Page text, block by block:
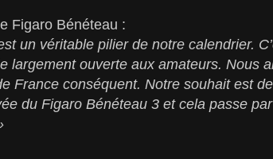
Figaro Bénéteau :
un véritable pilier de notre calendrier.
largement ouverte aux amateurs. Nous
France conséquent. Notre souhait est
du Figaro Bénéteau 3 et cela passe